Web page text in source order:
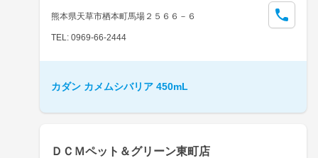
熊本県天草市栖本町馬場２５６６－６
TEL: 0969-66-2444
カダン カメムシバリア 450mL
ＤＣＭペット＆グリーン東町店